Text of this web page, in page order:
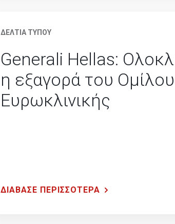
ΔΕΛΤΙΑ ΤΥΠΟΥ
Generali Hellas:
η εξαγορά του
Ευρωκλινικής
ΔΙΑΒΑΣΕ ΠΕΡΙΣΣΟΤΕΡΑ